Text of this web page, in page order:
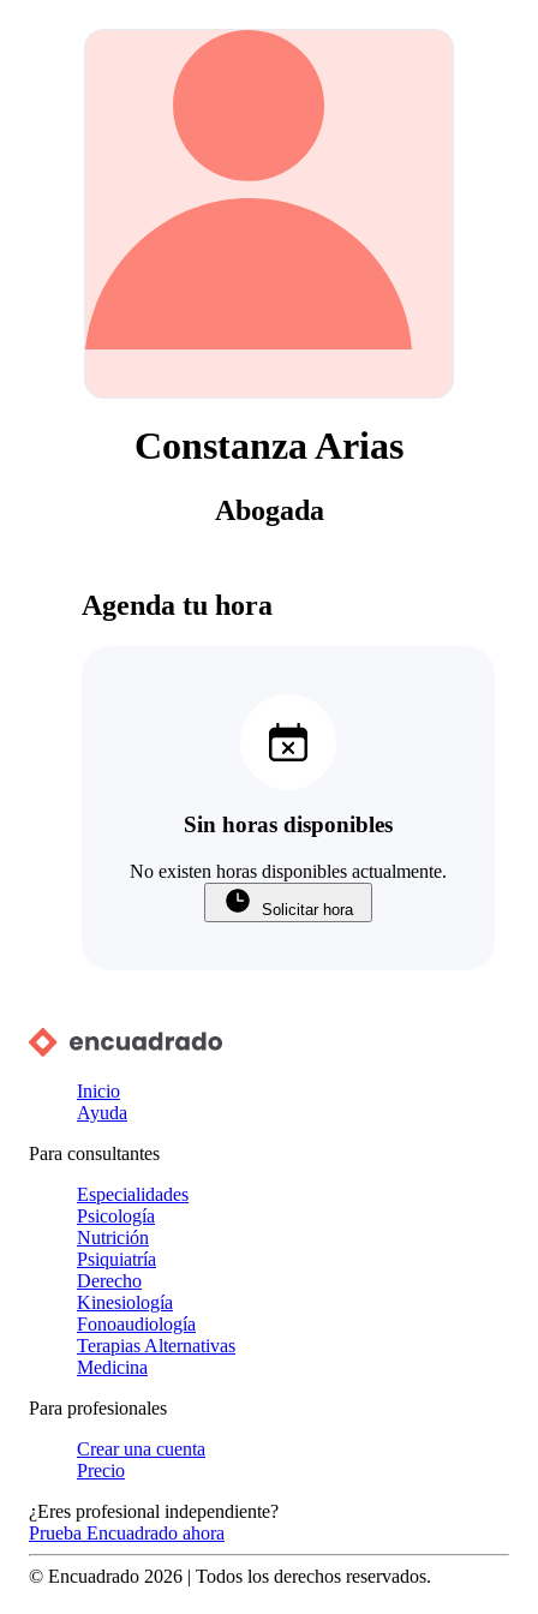
Constanza Arias
Abogada
Agenda tu hora
Sin horas disponibles
No existen horas disponibles actualmente.
Solicitar hora
Inicio
Ayuda
Para consultantes
Especialidades
Psicología
Nutrición
Psiquiatría
Derecho
Kinesiología
Fonoaudiología
Terapias Alternativas
Medicina
Para profesionales
Crear una cuenta
Precio
¿Eres profesional independiente?
Prueba Encuadrado ahora
© Encuadrado 2026 | Todos los derechos reservados.